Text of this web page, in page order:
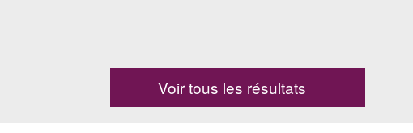
Voir tous les résultats